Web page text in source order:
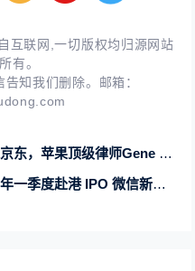
互联网,一切版权均归源网站
有。
知我们删除。邮箱：
级律师Gene Levoff因欺诈罪名被起诉
港 IPO 微信新规打击外链违规内容